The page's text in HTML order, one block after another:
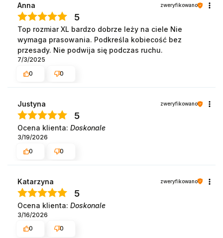
Anna zweryfikowano
5
Top rozmiar XL bardzo dobrze leży na ciele Nie
wymaga prasowania. Podkreśla kobiecość bez
przesady. Nie podwija się podczas ruchu.
7/3/2025
0
0
Justyna zweryfikowano
5
Ocena klienta: Doskonale
3/19/2026
0
0
Katarzyna zweryfikowano
5
Ocena klienta: Doskonale
3/16/2026
0
0